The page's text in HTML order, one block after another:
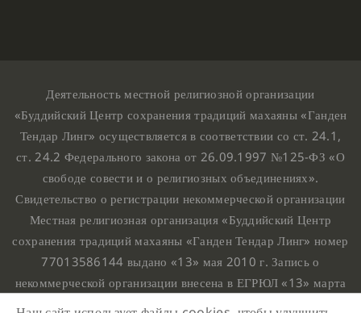
Деятельность местной религиозной организации
«Буддийский Центр сохранения традиций махаяны «Ганден
Тендар Линг» осуществляется в соответствии со ст. 24.1,
ст. 24.2 Федерального закона от 26.09.1997 №125-ФЗ «О
свободе совести и о религиозных объединениях».
Свидетельство о регистрации некоммерческой организации
Местная религиозная организация «Буддийский Центр
сохранения традиций махаяны «Ганден Тендар Линг» номер
77013586144 выдано «13» мая 2010 г. Запись о
некоммерческой организации внесена в ЕГРЮЛ «13» марта